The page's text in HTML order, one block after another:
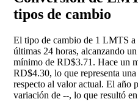
tipos de cambio
El tipo de cambio de 1 LMTS
últimas 24 horas, alcanzando
mínimo de RD$3.71. Hace un
RD$4.30, lo que representa
respecto al valor actual. El año
variación de --, lo que resultó